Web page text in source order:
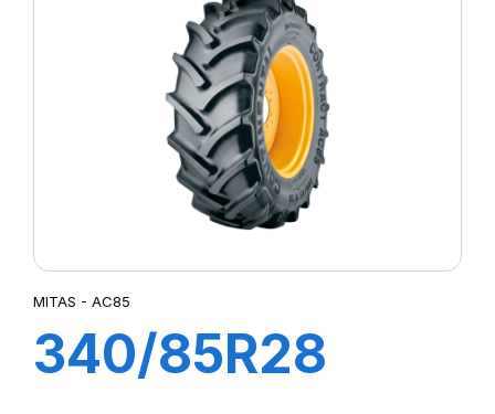
(14.9R24)
MITAS - AC85
340/85R28